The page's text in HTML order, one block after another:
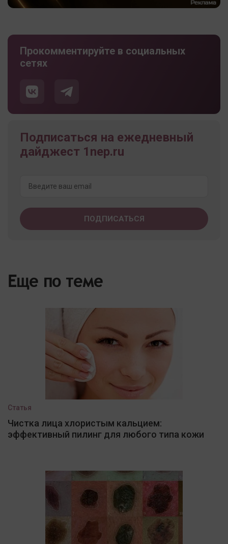
Прокомментируйте в социальных
сетях
Подписаться на ежедневный
дайджест 1nep.ru
Еще по теме
Статья
Чистка лица хлористым кальцием:
эффективный пилинг для любого типа кожи